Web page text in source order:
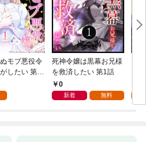
モブ悪役令
したい 第1
死神令嬢は黒幕お兄様
を救済したい 第1話
0
新着 無料
な